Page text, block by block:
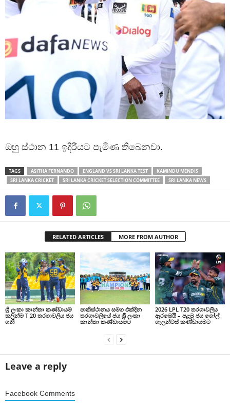
ඔහු ස්ථාන 11 ඉදිරියට පැමිණ තිබෙනවා.
TAGS ASITHA FERNANDO ENGLAND VS SRI LANKA TEST
KAMINDU MENDIS
SRI LANKA CRICKET
SRI LANKA CRICKET SELECTION COMMITTEE SRI LANKA NEWS
RELATED ARTICLES MORE FROM AUTHOR
ශ්‍රී ලංකා කාන්තා කණ්ඩායම
කලින්ම T 20 තරගාවලිය ජය
ගනී
පාකිස්ථානය සමග එක්දින
තරගාවලියේ ජය ශ්‍රී ලංකා
කාන්තා කණ්ඩායමට
2026 LPL T20 තරගාවලිය
ඇරඹෙයි – පළමු ජය ගෝල්
ගැලන්ට්ස් කණ්ඩායමට
Leave a reply
Facebook Comments